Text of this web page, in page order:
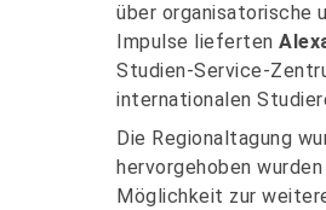
über organisatorische
Impulse lieferten
Studien-Service-
internationalen
Die Regionaltagung
hervorgehoben
Möglichkeit zur